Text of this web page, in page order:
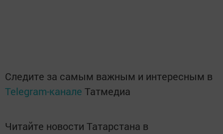
Следите за самым важным и интересным в
Telegram-канале Татмедиа
Читайте новости Татарстана в